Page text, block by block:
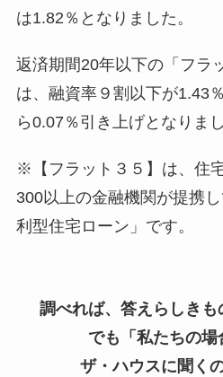
は1.82％となりました。
返済期間20年以下の「フラ
は、融資率９割以下が1.43
ら0.07％引き上げとなりまし
※【フラット３５】は、住
300以上の金融機関が提携
利型住宅ローン」です。
調べれば、答えらしきも
でも「私たちの場
ザ・ハウスに聞く